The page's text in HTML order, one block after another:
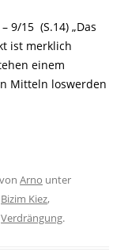
9/15 (S.14) „Das
ist merklich
einem
Mitteln loswerden
von Arno unter
Bizim Kiez,
Verdrängung.